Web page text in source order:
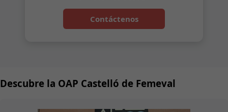
Contáctenos
Descubre la OAP Castelló de Femeval